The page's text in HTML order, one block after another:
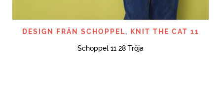
DESIGN FRÅN SCHOPPEL, KNIT THE CAT 11
Schoppel 11 28 Tröja